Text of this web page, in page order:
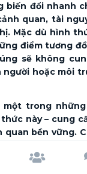
biến đổi nhanh
quan, tài
Mặc dù hình
điểm tương
sẽ không
người hoặc môi
một trong
này – cung
quan bền vững.
hệ sinh thái.
Cộng đồng